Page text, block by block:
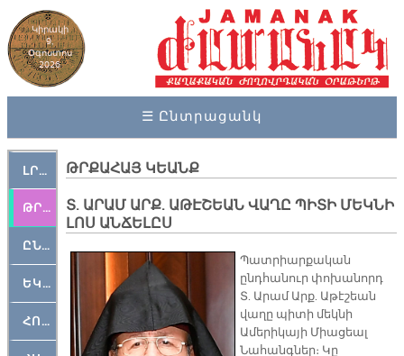
Կիրակի
9,
Օգոստոս
2026
☰ Ընտրացանկ
ԼՐԱՀՈՍ
ԹՐՔԱՀԱՅ ԿԵԱՆՔ
ԸՆԿԵՐԱՄՇԱԿՈՒԹԱՅԻՆ
ԵԿԵՂԵՑԱԿԱՆ
ՀՈԳԵՄՏԱՒՈՐ
ԹՐՔԱՀԱՅ ԿԵԱՆՔ
Տ. ԱՐԱՄ ԱՐՔ. ԱԹԷՇԵԱՆ ՎԱՂԸ ՊԻՏԻ ՄԵԿՆԻ
ԼՈՍ ԱՆՃԵԼԸՍ
Պատրիարքական
ընդհանուր փոխանորդ
Տ. Արամ Արք. Աթէշեան
վաղը պիտի մեկնի
Ամերիկայի Միացեալ
Նահանգներ։ Կը